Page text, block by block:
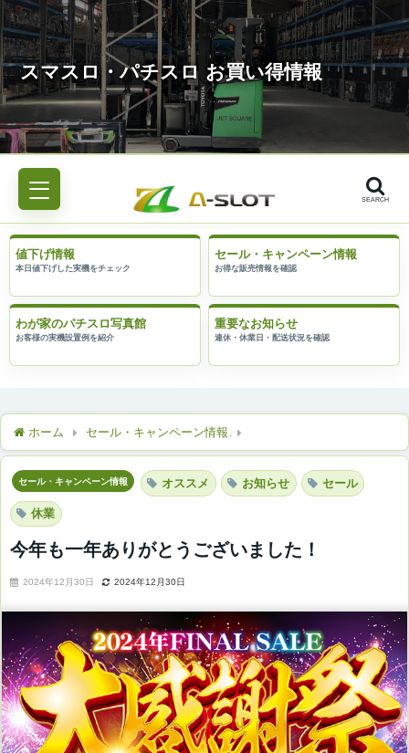
SEARCH
値下げ情報 セール・キャンペーン情報
わが家のパチスロ写真館 重要なお知らせ
ホーム セール・キャンペーン情報
セール・キャンペーン情報 オススメ お知らせ セール
休業
今年も一年ありがとうございました！
2024年12月30日 2024年12月30日